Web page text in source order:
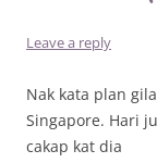
Leave a reply
Nak kata plan
Singapore. Hari
cakap kat dia